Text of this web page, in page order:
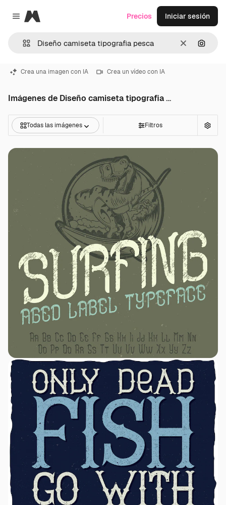
Close menu
Magnific
Borrar
Precios Iniciar sesión
Crea una imagen con IA Crea un vídeo con IA
Imágenes de Diseño camiseta tipografia pesca
Todas las imágenes Filtros